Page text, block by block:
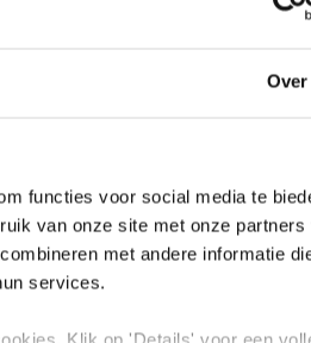
Over
functies voor social media te
van onze site met onze
met andere informatie
services.
(uitsluitend per
(vanaf 18 jaar):
bedlinnen voor
bedlinnen voor